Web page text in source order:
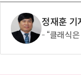
정재훈 기
“클래식은 지루하다?